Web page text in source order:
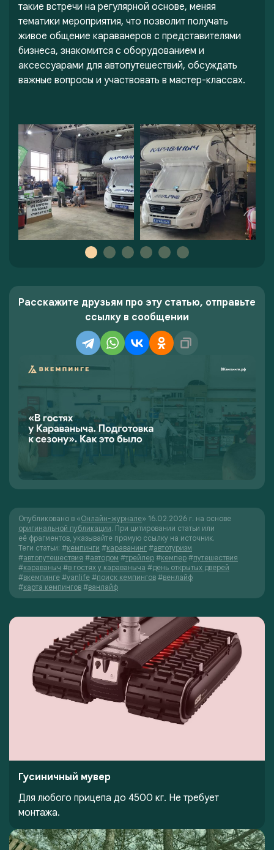
такие встречи на регулярной основе, меняя
тематики мероприятия, что позволит получать
живое общение караванеров с представителями
бизнеса, знакомится с оборудованием и
аксессуарами для автопутешествий, обсуждать
важные вопросы и участвовать в мастер-классах.
Расскажите друзьям про эту статью, отправьте
ссылку в сообщении
Опубликовано в «Онлайн-журнале» 16.02.2026 г. на основе
оригинальной публикации. При цитировании статьи или
её фрагментов, указывайте прямую ссылку на источник.
Теги статьи: #кемпинги #караванинг #автотуризм
#автопутешествия #автодом #трейлер #кемпер #путешествия
#караваныч #в гостях у караваныча #день открытых дверей
#вкемпинге #vanlife #поиск кемпингов #венлайф
#карта кемпингов #ванлайф
Гусиничный мувер
Для любого прицепа до 4500 кг. Не требует
монтажа.